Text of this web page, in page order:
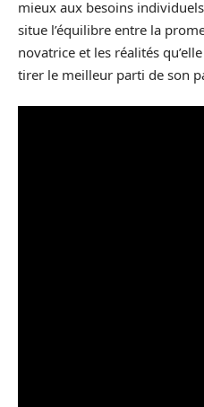
mieux aux besoins
situe l’équilibre entre la
novatrice et les réalités
tirer le meilleur parti de son